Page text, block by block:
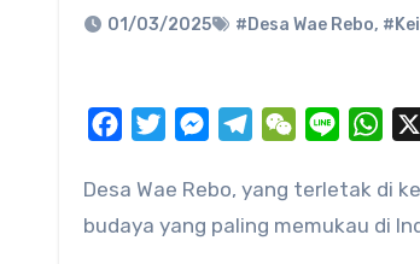
01/03/2025 #Desa Wae Rebo,
FacebookTwitterMessengerTelegramWeChat
Line
Desa Wae Rebo, yang terletak di ketinggian pegunungan Flores, Nusa Tenggara Timur, salah satu wisata
budaya yang paling memukau di